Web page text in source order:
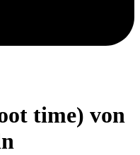
time) von